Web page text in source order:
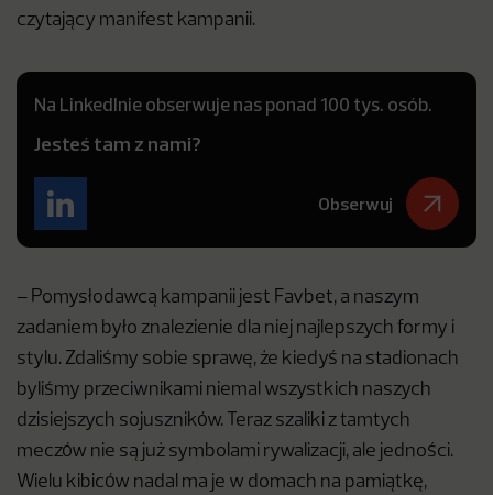
czytający manifest kampanii.
Na LinkedInie obserwuje nas ponad 100 tys. osób.
Jesteś tam z nami?
Obserwuj
– Pomysłodawcą kampanii jest Favbet, a naszym
zadaniem było znalezienie dla niej najlepszych formy i
stylu. Zdaliśmy sobie sprawę, że kiedyś na stadionach
byliśmy przeciwnikami niemal wszystkich naszych
dzisiejszych sojuszników. Teraz szaliki z tamtych
meczów nie są już symbolami rywalizacji, ale jedności.
Wielu kibiców nadal ma je w domach na pamiątkę,